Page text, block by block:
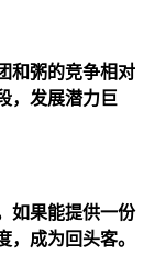
和粥的竞争相对
，发展潜力巨
如果能提供一份
成为回头客。